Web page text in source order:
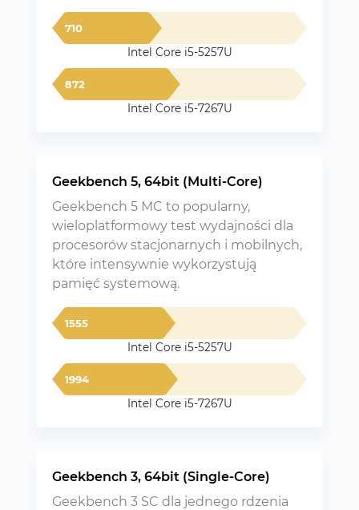
710
Intel Core i5-5257U
872
Intel Core i5-7267U
Geekbench 5, 64bit (Multi-Core)
Geekbench 5 MC to popularny,
wieloplatformowy test wydajności dla
procesorów stacjonarnych i mobilnych,
które intensywnie wykorzystują
pamięć systemową.
1555
Intel Core i5-5257U
1994
Intel Core i5-7267U
Geekbench 3, 64bit (Single-Core)
Geekbench 3 SC dla jednego rdzenia